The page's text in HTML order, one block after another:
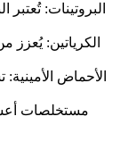
البروتينات:
الكرياتين: يُعزز
الأحماض
مستخلصات